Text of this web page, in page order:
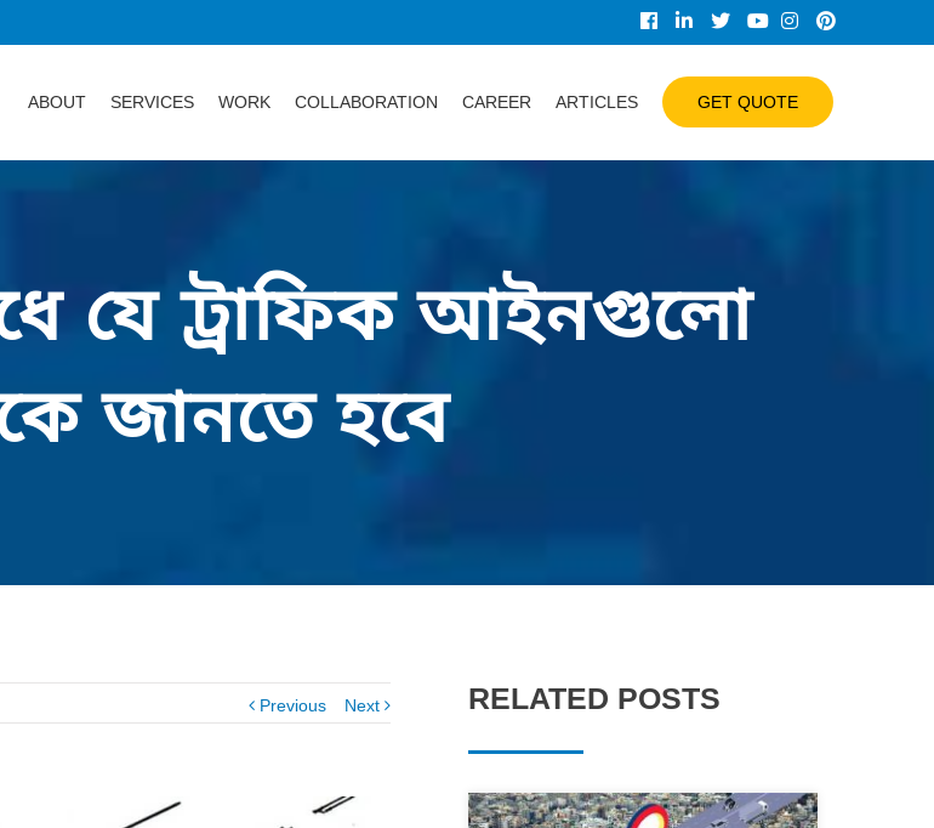
ABOUT SERVICES WORK COLLABORATION CAREER ARTICLES GET QUOTE
যে ট্রাফিক আইনগুলো
জানতে হবে
Previous Next RELATED POSTS